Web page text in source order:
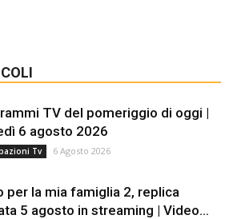
TV del pomeriggio di oggi |
6 agosto 2026
Tv 6 Agosto 2026
per la mia famiglia 2, replica
5 agosto in streaming | Video...